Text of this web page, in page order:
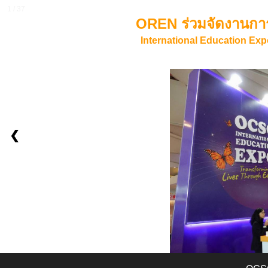
OREN ร่วมจัดงานก
International Education
❮